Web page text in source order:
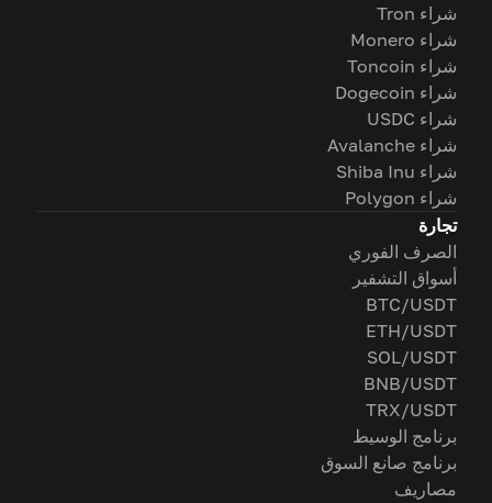
شراء Tron
شراء Monero
شراء Toncoin
شراء Dogecoin
شراء USDC
شراء Avalanche
شراء Shiba Inu
شراء Polygon
تجارة
الصرف الفوري
أسواق التشفير
BTC/USDT
ETH/USDT
SOL/USDT
BNB/USDT
TRX/USDT
برنامج الوسيط
برنامج صانع السوق
مصاريف